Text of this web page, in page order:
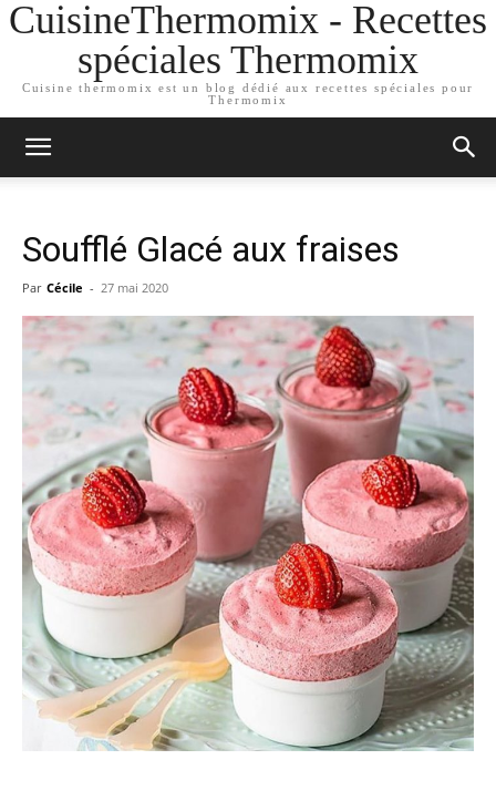
CuisineThermomix - Recettes
spéciales Thermomix
Cuisine thermomix est un blog dédié aux recettes spéciales pour
Thermomix
Soufflé Glacé aux fraises
Par Cécile - 27 mai 2020